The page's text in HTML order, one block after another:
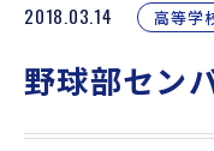
2018.03.14 高等学
野球部セン